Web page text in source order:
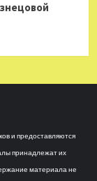
и предоставляются
принадлежат их
материала не